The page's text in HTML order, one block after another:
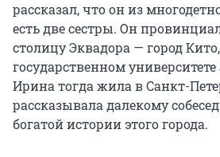
рассказал, что он из
есть две сестры. Он
столицу Эквадора — город
государственном
Ирина тогда жила в Санкт-
рассказывала далекому
богатой истории этого города.